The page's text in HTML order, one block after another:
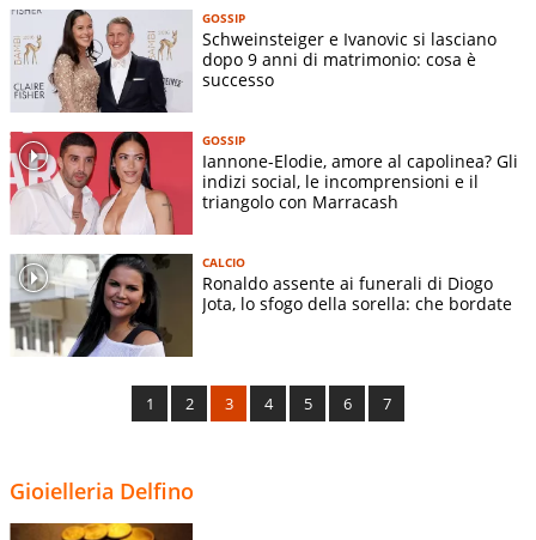
GOSSIP
Schweinsteiger e Ivanovic si lasciano
dopo 9 anni di matrimonio: cosa è
successo
GOSSIP
Iannone-Elodie, amore al capolinea? Gli
indizi social, le incomprensioni e il
triangolo con Marracash
CALCIO
Ronaldo assente ai funerali di Diogo
Jota, lo sfogo della sorella: che bordate
1 2 3 4 5 6 7
Gioielleria Delfino